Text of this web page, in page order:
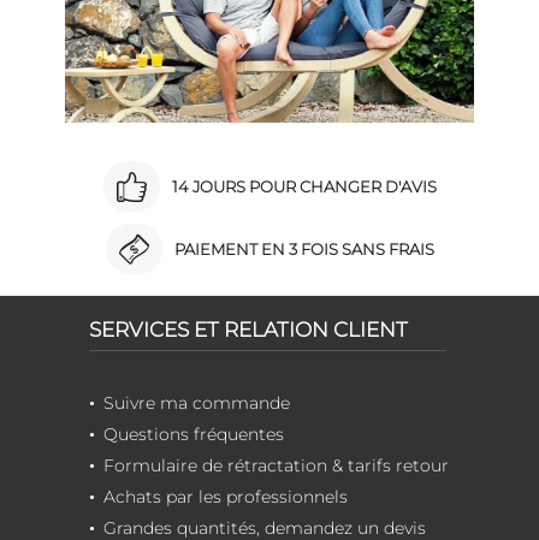
14 JOURS POUR CHANGER D'AVIS
PAIEMENT EN 3 FOIS SANS FRAIS
SERVICES ET RELATION CLIENT
Suivre ma commande
Questions fréquentes
Formulaire de rétractation & tarifs retour
Achats par les professionnels
Grandes quantités, demandez un devis